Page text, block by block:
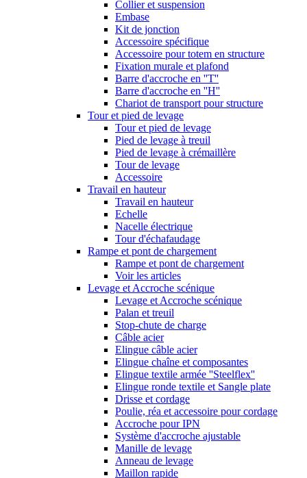
Collier et suspension
Embase
Kit de jonction
Accessoire spécifique
Accessoire pour totem en structure
Fixation murale et plafond
Barre d'accroche en ''T''
Barre d'accroche en ''H''
Chariot de transport pour structure
Tour et pied de levage
Tour et pied de levage
Pied de levage à treuil
Pied de levage à crémaillère
Tour de levage
Accessoire
Travail en hauteur
Travail en hauteur
Echelle
Nacelle électrique
Tour d'échafaudage
Rampe et pont de chargement
Rampe et pont de chargement
Voir les articles
Levage et Accroche scénique
Levage et Accroche scénique
Palan et treuil
Stop-chute de charge
Câble acier
Elingue câble acier
Elingue chaîne et composantes
Elingue textile armée ''Steelflex''
Elingue ronde textile et Sangle plate
Drisse et cordage
Poulie, réa et accessoire pour cordage
Accroche pour IPN
Système d'accroche ajustable
Manille de levage
Anneau de levage
Maillon rapide